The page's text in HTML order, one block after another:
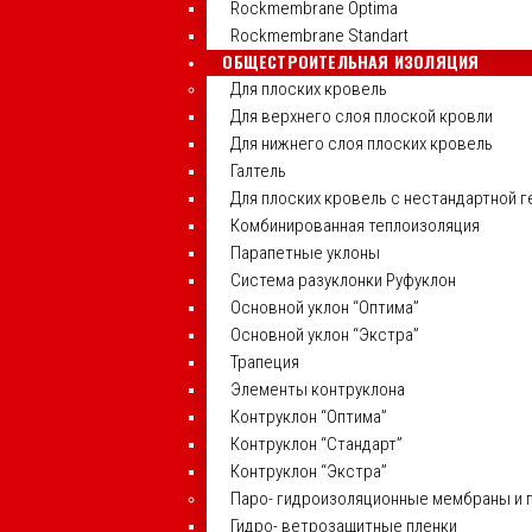
Rockmembrane Optima
Rockmembrane Standart
ОБЩЕСТРОИТЕЛЬНАЯ ИЗОЛЯЦИЯ
Для плоских кровель
Для верхнего слоя плоской кровли
Для нижнего слоя плоских кровель
Галтель
Для плоских кровель с нестандартной
Комбинированная теплоизоляция
Парапетные уклоны
Система разуклонки Руфуклон
Основной уклон “Оптима”
Основной уклон “Экстра”
Трапеция
Элементы контруклона
Контруклон “Оптима”
Контруклон “Стандарт”
Контруклон “Экстра”
Паро- гидроизоляционные мембраны и
Гидро- ветрозащитные пленки